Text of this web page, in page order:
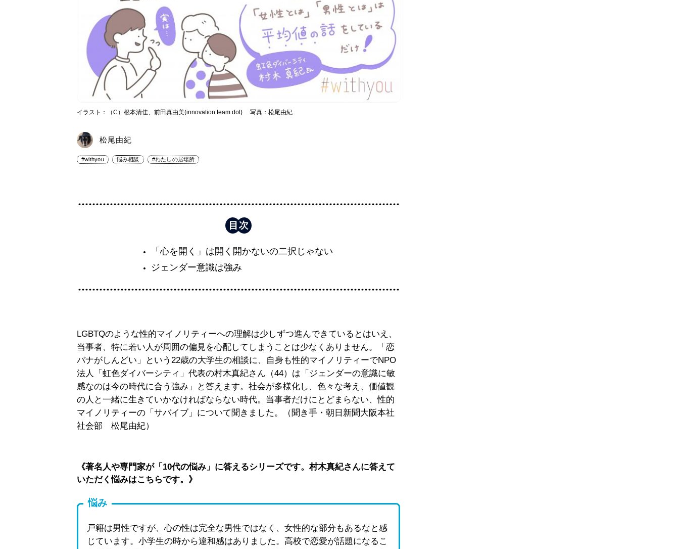
イラスト：（C）根本清佳、前田真由美(innovation team dot) 写真：松尾由紀
松尾由紀
#withyou 悩み相談 #わたしの居場所
「心を開く」は開く開かないの二択じゃない
ジェンダー意識は強み
LGBTQのような性的マイノリティーへの理解は少しずつ進んできているとはいえ、
当事者、特に若い人が周囲の偏見を心配してしまうことは少なくありません。「恋
バナがしんどい」という22歳の大学生の相談に、自身も性的マイノリティーでNPO
法人「虹色ダイバーシティ」代表の村木真紀さん（44）は「ジェンダーの意識に敏
感なのは今の時代に合う強み」と答えます。社会が多様化し、色々な考え、価値観
の人と一緒に生きていかなければならない時代。当事者だけにとどまらない、性的
マイノリティーの「サバイブ」について聞きました。（聞き手・朝日新聞大阪本社
社会部 松尾由紀）
《著名人や専門家が「10代の悩み」に答えるシリーズです。村木真紀さんに答えて
いただく悩みはこちらです。》
悩み
戸籍は男性ですが、心の性は完全な男性ではなく、女性的な部分もあるなと感
じています。小学生の時から違和感はありました。高校で恋愛が話題になるこ